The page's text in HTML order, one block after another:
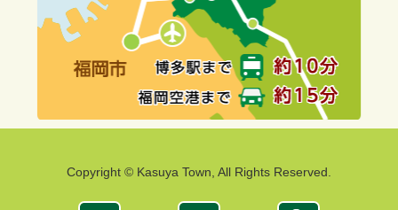
Copyright © Kasuya Town, All Rights Reserved.